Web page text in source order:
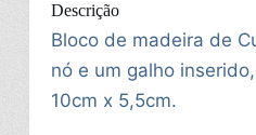
Descrição
Bloco de madeira de
nó e um galho
10cm x 5,5cm.